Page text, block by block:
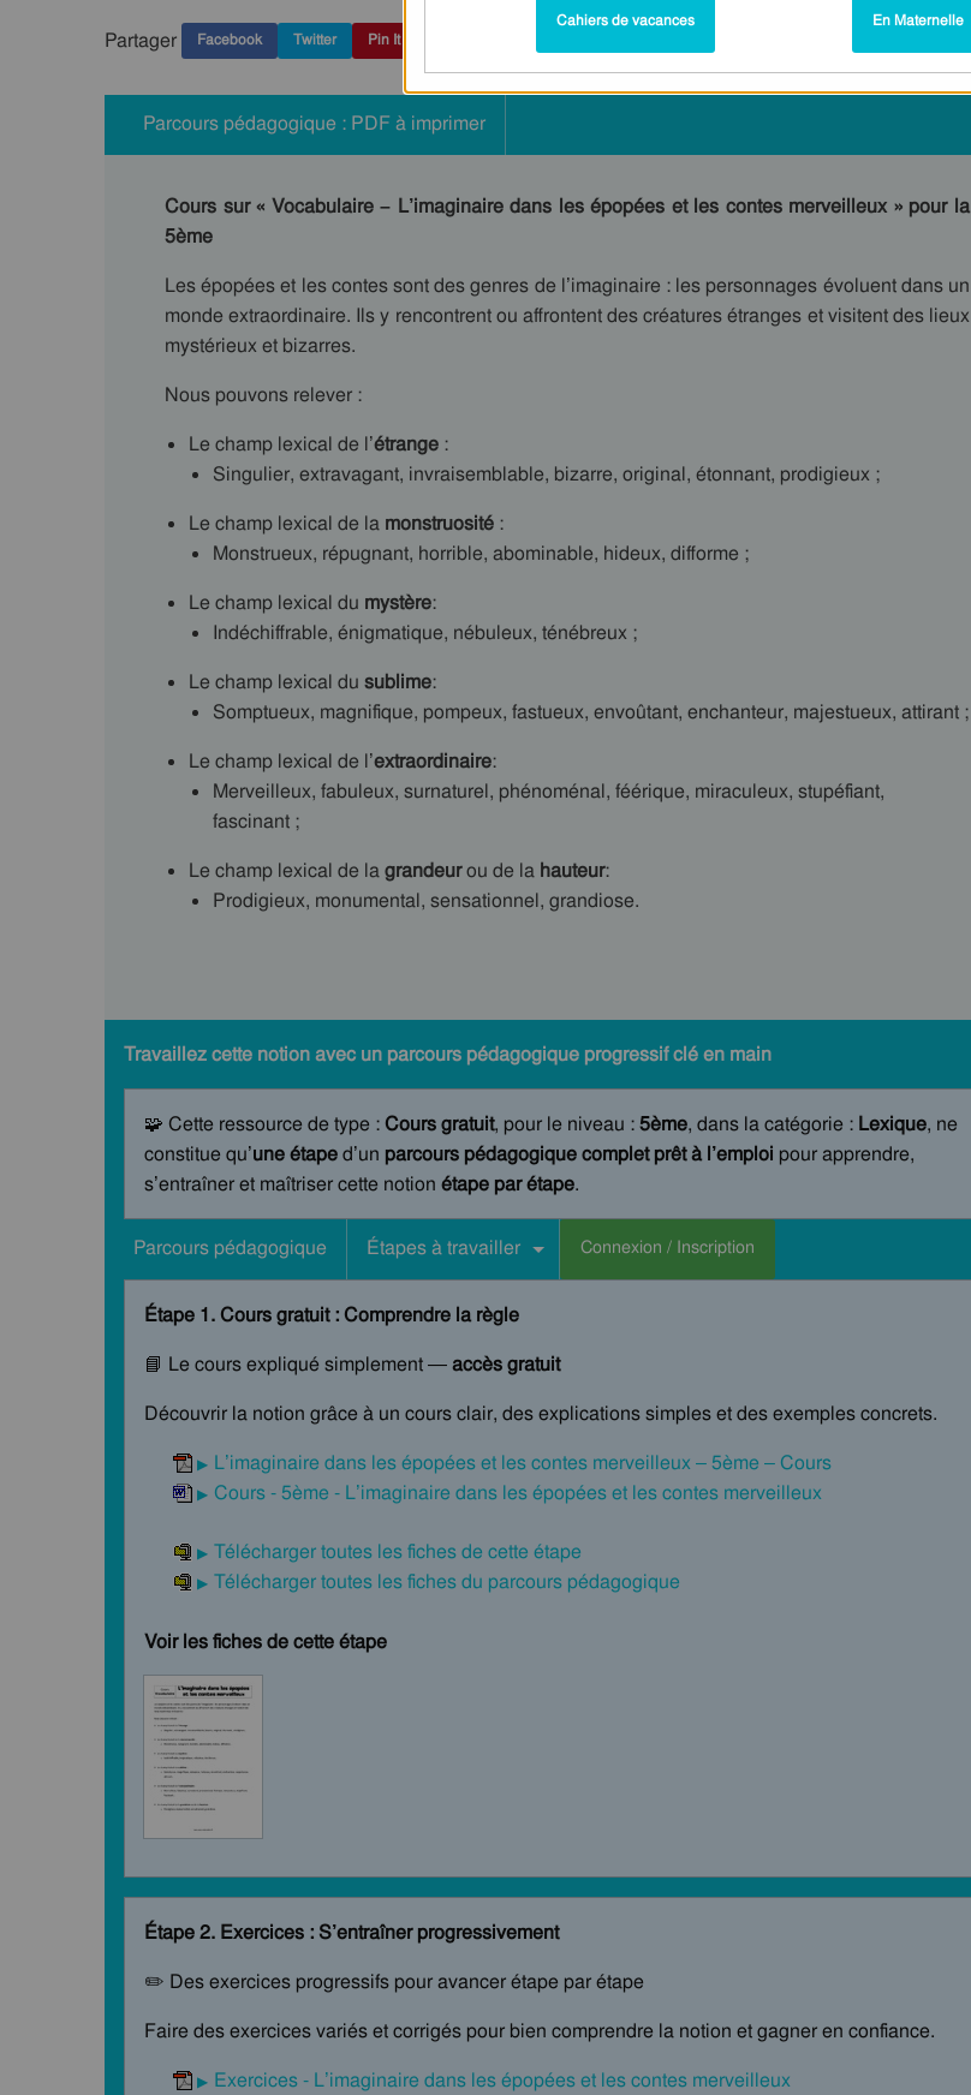
Partager Facebook Twitter Pin It
Parcours pédagogique : PDF à imprimer
Cours sur « Vocabulaire – L’imaginaire dans les épopées et les contes merveilleux » pour la
5ème
Les épopées et les contes sont des genres de l’imaginaire : les personnages évoluent dans un
monde extraordinaire. Ils y rencontrent ou affrontent des créatures étranges et visitent des lieux
mystérieux et bizarres.
Nous pouvons relever :
Le champ lexical de l’étrange :
Singulier, extravagant, invraisemblable, bizarre, original, étonnant, prodigieux ;
Le champ lexical de la monstruosité :
Monstrueux, répugnant, horrible, abominable, hideux, difforme ;
Le champ lexical du mystère:
Indéchiffrable, énigmatique, nébuleux, ténébreux ;
Le champ lexical du sublime:
Somptueux, magnifique, pompeux, fastueux, envoûtant, enchanteur, majestueux, attirant ;
Le champ lexical de l’extraordinaire:
Merveilleux, fabuleux, surnaturel, phénoménal, féérique, miraculeux, stupéfiant,
fascinant ;
Le champ lexical de lagrandeurou de la hauteur:
Prodigieux, monumental, sensationnel, grandiose.
Travaillez cette notion avec un parcours pédagogique progressif clé en main
🧩 Cette ressource de type :Cours gratuit, pour le niveau :5ème, dans la catégorie : Lexique, ne
constitue qu’une étaped’un parcours pédagogique complet prêt à l’emploi pour apprendre,
s’entraîner et maîtriser cette notion étape par étape.
Parcours pédagogique Étapes à travailler Connexion / Inscription
Étape 1. Cours gratuit : Comprendre la règle
📘 Le cours expliqué simplement —accès gratuit
Découvrir la notion grâce à un cours clair, des explications simples et des exemples concrets.
L’imaginaire dans les épopées et les contes merveilleux – 5ème – Cours
Cours - 5ème - L’imaginaire dans les épopées et les contes merveilleux
Télécharger toutes les fiches de cette étape
Télécharger toutes les fiches du parcours pédagogique
Voir les fiches de cette étape
Étape 2. Exercices : S’entraîner progressivement
✏️ Des exercices progressifs pour avancer étape par étape
Faire des exercices variés et corrigés pour bien comprendre la notion et gagner en confiance.
Exercices - L’imaginaire dans les épopées et les contes merveilleux
Cahiers de vacances En Maternelle